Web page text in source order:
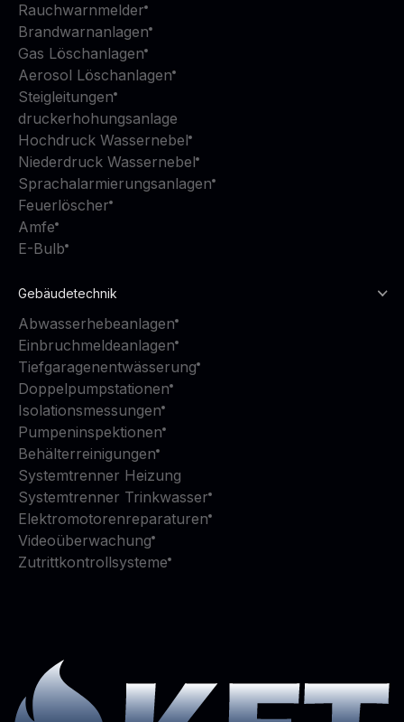
Rauchwarnmelder
Brandwarnanlagen
Gas Löschanlagen
Aerosol Löschanlagen
Steigleitungen
druckerhohungsanlage
Hochdruck Wassernebel
Niederdruck Wassernebel
Sprachalarmierungsanlagen
Feuerlöscher
Amfe
E-Bulb
Gebäudetechnik
Abwasserhebeanlagen
Einbruchmeldeanlagen
Tiefgaragenentwässerung
Doppelpumpstationen
Isolationsmessungen
Pumpeninspektionen
Behälterreinigungen
Systemtrenner Heizung
Systemtrenner Trinkwasser
Elektromotorenreparaturen
Videoüberwachung
Zutrittkontrollsysteme